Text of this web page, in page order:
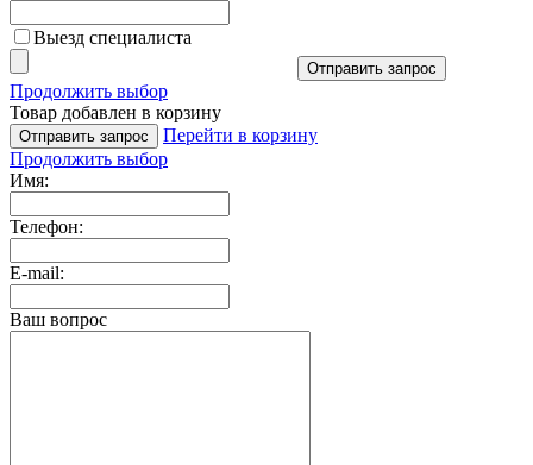
Выезд специалиста
Отправить запрос
Продолжить выбор
Товар добавлен в корзину
Отправить запрос
Перейти в корзину
Продолжить выбор
Имя:
Телефон:
E-mail:
Ваш вопрос